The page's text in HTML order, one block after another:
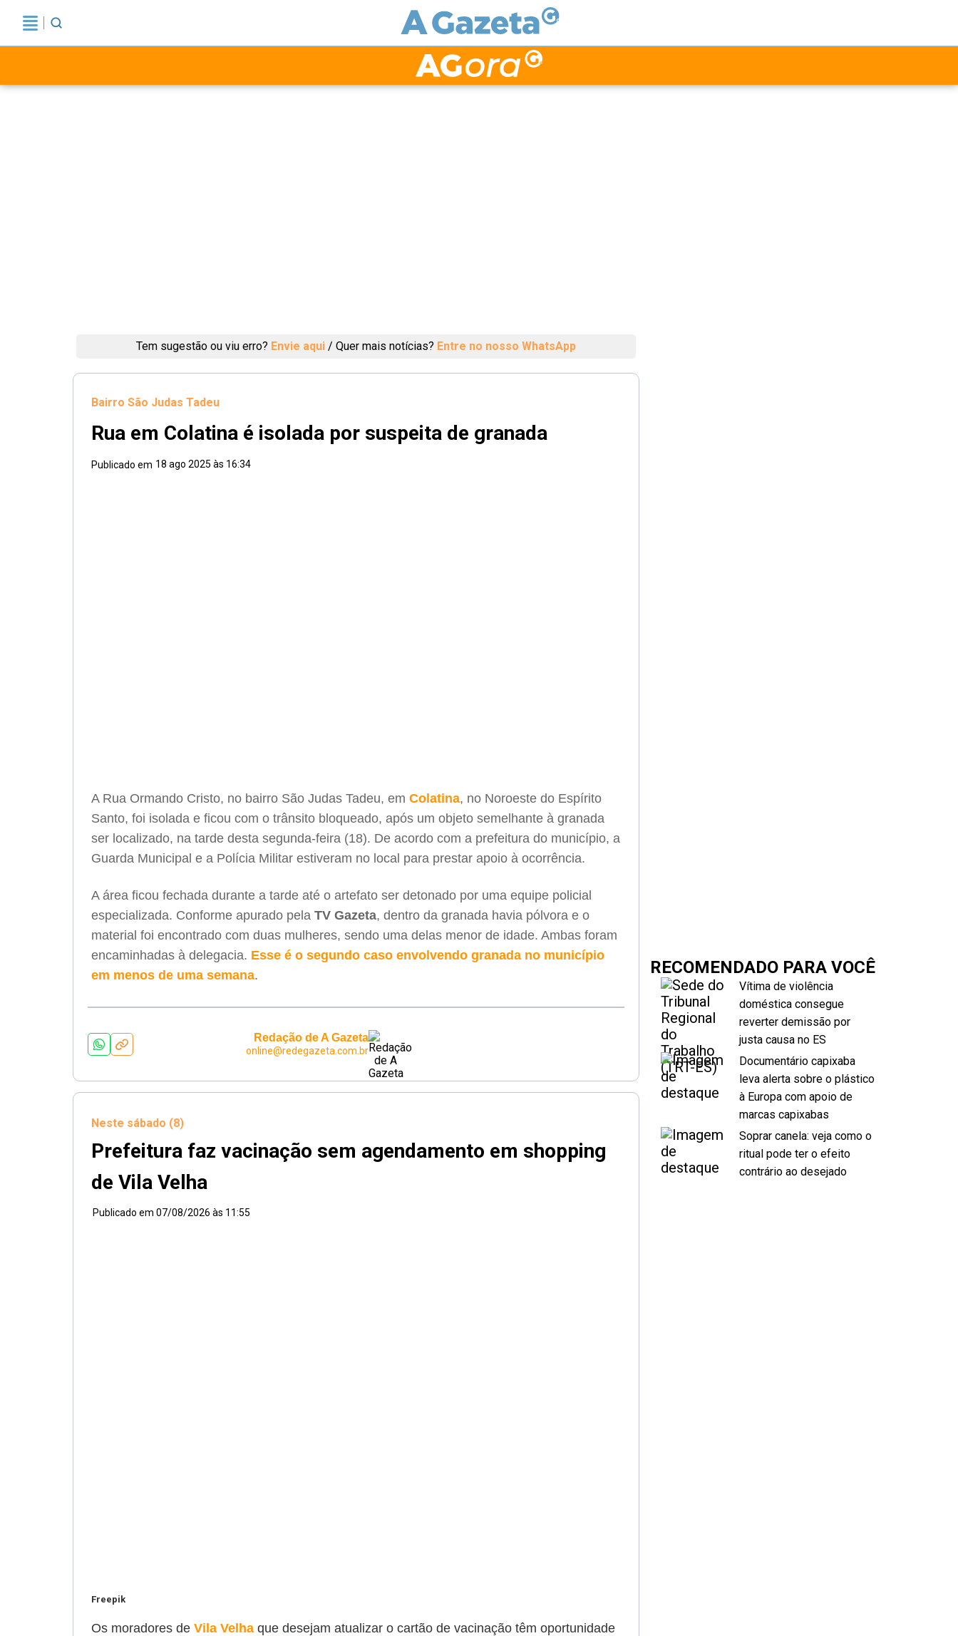
Tem sugestão ou viu erro? Envie aqui / Quer mais notícias? Entre no nosso WhatsApp
Bairro São Judas Tadeu
Rua em Colatina é isolada por suspeita de granada
Publicado em 18 ago 2025 às 16:34
A Rua Ormando Cristo, no bairro São Judas Tadeu, em Colatina, no Noroeste do Espírito
Santo, foi isolada e ficou com o trânsito bloqueado, após um objeto semelhante à granada
ser localizado, na tarde desta segunda-feira (18). De acordo com a prefeitura do município, a
Guarda Municipal e a Polícia Militar estiveram no local para prestar apoio à ocorrência.
A área ficou fechada durante a tarde até o artefato ser detonado por uma equipe policial
especializada. Conforme apurado pela TV Gazeta, dentro da granada havia pólvora e o
material foi encontrado com duas mulheres, sendo uma delas menor de idade. Ambas foram
encaminhadas à delegacia. Esse é o segundo caso envolvendo granada no município
em menos de uma semana.
Redação de A Gazeta
online@redegazeta.com.br
Neste sábado (8)
Prefeitura faz vacinação sem agendamento em shopping
de Vila Velha
Publicado em 07/08/2026 às 11:55
Freepik
Os moradores de Vila Velha que desejam atualizar o cartão de vacinação têm oportunidade
RECOMENDADO PARA VOCÊ
Vítima de violência
doméstica consegue
reverter demissão por
justa causa no ES
Documentário capixaba
leva alerta sobre o plástico
à Europa com apoio de
marcas capixabas
Soprar canela: veja como o
ritual pode ter o efeito
contrário ao desejado